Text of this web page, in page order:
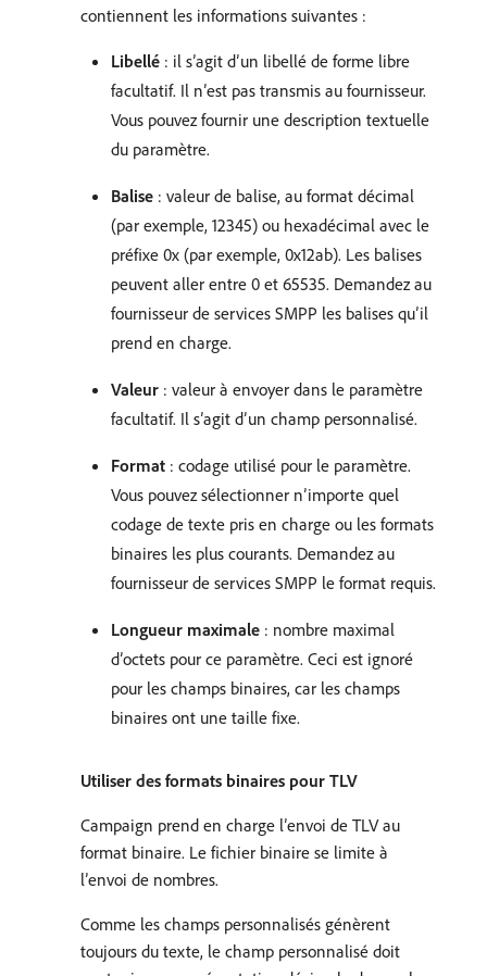
contiennent les informations suivantes :
Libellé : il s’agit d’un libellé de forme libre
facultatif. Il n’est pas transmis au fournisseur.
Vous pouvez fournir une description textuelle
du paramètre.
Balise : valeur de balise, au format décimal
(par exemple, 12345) ou hexadécimal avec le
préfixe 0x (par exemple, 0x12ab). Les balises
peuvent aller entre 0 et 65535. Demandez au
fournisseur de services SMPP les balises qu’il
prend en charge.
Valeur : valeur à envoyer dans le paramètre
facultatif. Il s’agit d’un champ personnalisé.
Format : codage utilisé pour le paramètre.
Vous pouvez sélectionner n’importe quel
codage de texte pris en charge ou les formats
binaires les plus courants. Demandez au
fournisseur de services SMPP le format requis.
Longueur maximale : nombre maximal
d’octets pour ce paramètre. Ceci est ignoré
pour les champs binaires, car les champs
binaires ont une taille fixe.
Utiliser des formats binaires pour TLV
Campaign prend en charge l’envoi de TLV au
format binaire. Le fichier binaire se limite à
l’envoi de nombres.
Comme les champs personnalisés génèrent
toujours du texte, le champ personnalisé doit